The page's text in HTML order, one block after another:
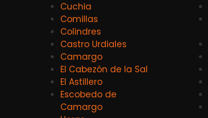
Cuchia
Comillas
Colindres
Castro Urdiales
Camargo
El Cabezón de la Sal
El Astillero
Escobedo de
Camargo